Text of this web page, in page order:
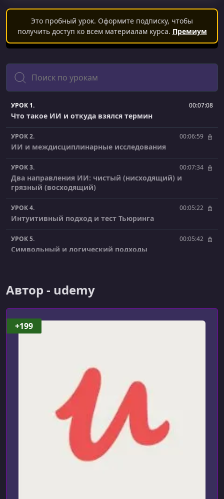
Это пробный урок. Оформите подписку, чтобы
получить доступ ко всем материалам курса. Премиум
Поиск
УРОК 1. 00:07:08
Что такое ИИ и откуда взялся термин
УРОК 2. 00:06:59
ИИ и междисциплинарные исследования
УРОК 3. 00:07:34
Два направления ИИ: чистый (нисходящий) и
грязный (восходящий)
УРОК 4. 00:05:22
Интуитивный подход и тест Тьюринга
УРОК 5. 00:05:42
Символьный и логический подходы
Гибридный подход
УРОК 8.
Мифы об ИИ. Часть 1
Мифы об ИИ. Часть 2
Мифы об ИИ. Часть 3
Автор - udemy
+199